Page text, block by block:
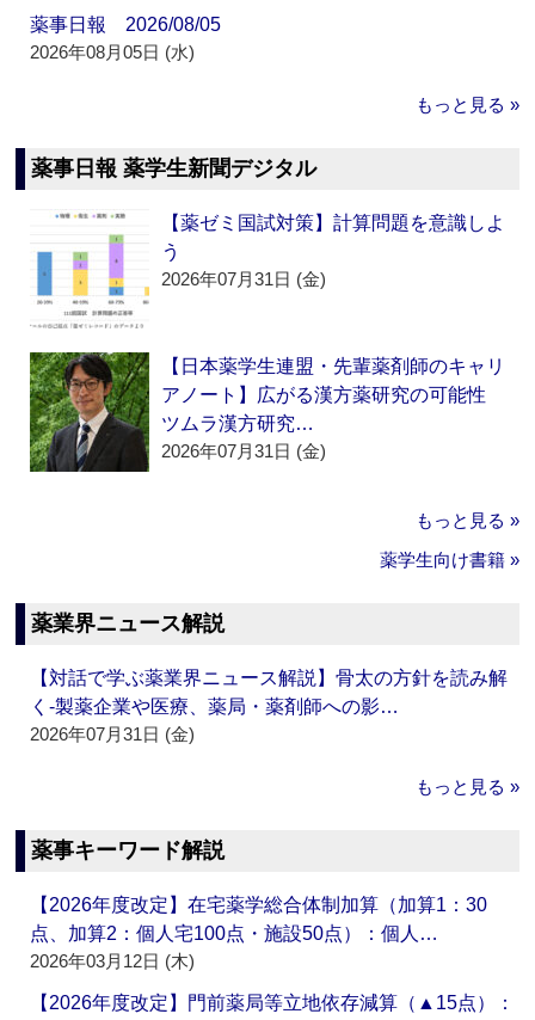
薬事日報 2026/08/05
2026年08月05日 (水)
もっと見る »
薬事日報 薬学生新聞デジタル
【薬ゼミ国試対策】計算問題を意識しよ
う
2026年07月31日 (金)
【日本薬学生連盟・先輩薬剤師のキャリ
アノート】広がる漢方薬研究の可能性
ツムラ漢方研究…
2026年07月31日 (金)
もっと見る »
薬学生向け書籍 »
薬業界ニュース解説
【対話で学ぶ薬業界ニュース解説】骨太の方針を読み解
く‐製薬企業や医療、薬局・薬剤師への影…
2026年07月31日 (金)
もっと見る »
薬事キーワード解説
【2026年度改定】在宅薬学総合体制加算（加算1：30
点、加算2：個人宅100点・施設50点）：個人…
2026年03月12日 (木)
【2026年度改定】門前薬局等立地依存減算（▲15点）：